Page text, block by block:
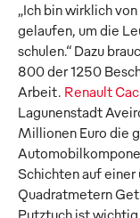
„Ich bin wirklich
gelaufen, um die
schulen.“ Dazu
800 der 1250
Arbeit. Renault
Lagunenstadt
Millionen Euro die
Schichten auf
Quadratmetern